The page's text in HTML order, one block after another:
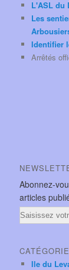
L'ASL du
Les
Identifier
Arrêtés
Abonnez-
articles
Email
Ile du